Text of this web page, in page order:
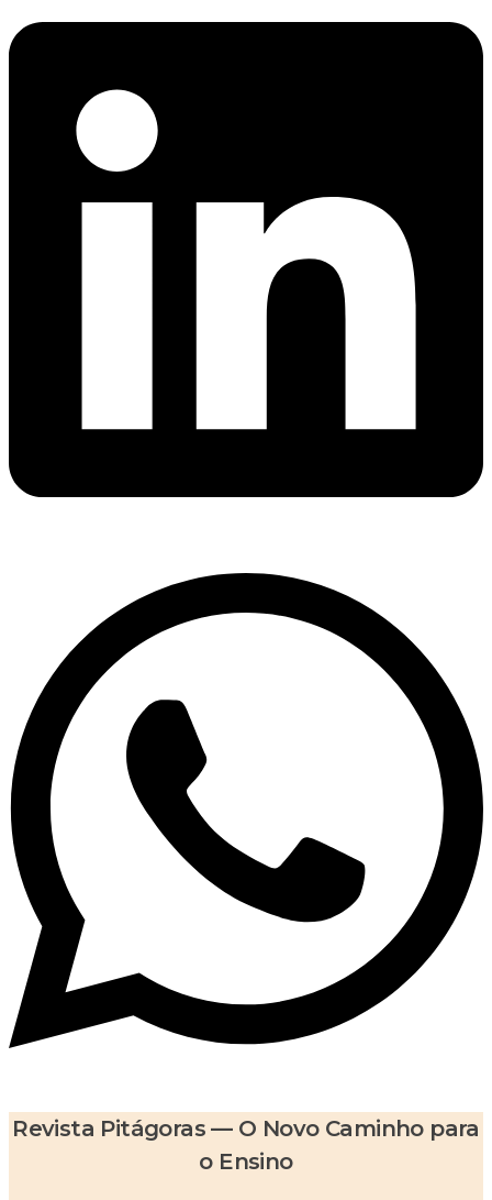
Revista Pitágoras — O Novo Caminho para
o Ensino